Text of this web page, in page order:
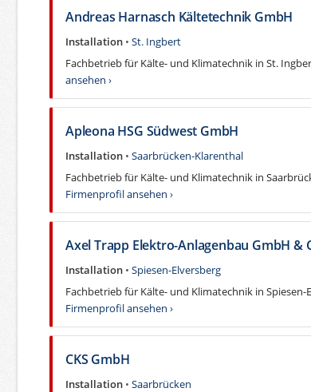
Andreas Harnasch Kältetechnik GmbH
Installation • St. Ingbert
Fachbetrieb für Kälte- und Klimatechnik in St.
ansehen ›
Apleona HSG Südwest GmbH
Installation • Saarbrücken-Klarenthal
Fachbetrieb für Kälte- und Klimatechnik in
Firmenprofil ansehen ›
Axel Trapp Elektro-Anlagenbau GmbH &
Installation • Spiesen-Elversberg
Fachbetrieb für Kälte- und Klimatechnik in
Firmenprofil ansehen ›
CKS GmbH
Installation • Saarbrücken